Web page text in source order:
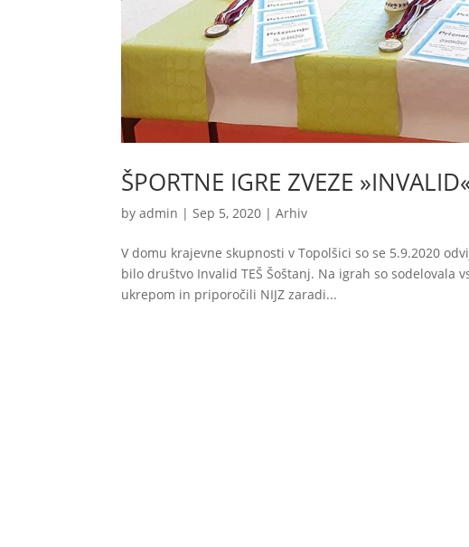
ŠPORTNE IGRE ZVEZE
byadmin |Sep 5, 2020 |Arhiv
V domu krajevne skupnosti v Topolšici so se 5.9.2020
bilo društvo Invalid TEŠ Šoštanj. Na igrah so sodelovala
ukrepom in priporočili NIJZ zaradi...